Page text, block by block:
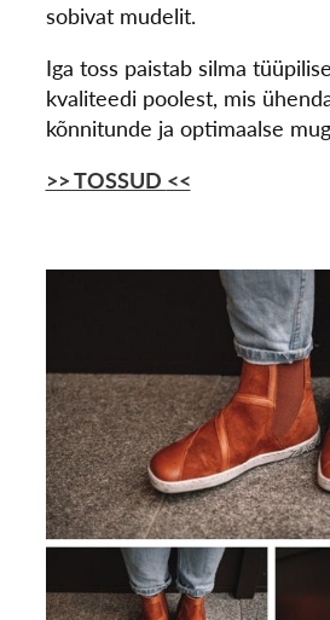
sobivat mudelit.
Iga toss paistab silma
kvaliteedi poolest, mis
kõnnitunde ja optimaalse
>> TOSSUD <<